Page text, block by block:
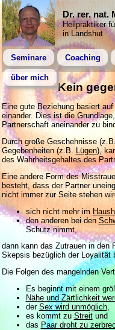
Dr. rer. nat.
Heilpraktiker
in Landshut
Seminare Coaching
über mich
Kein
Eine gute Beziehung basiert
einander. Dies ist die
Partnerschaft aneinander zu
Durch große Geschehnisse
Gegebenheiten (z.B.Lügen),
des Wahrheitsgehaltes des
Eine andere Form des
besteht, dass der Partner
nicht immer zur Seite stehen
sich nicht mehr im
den anderen bei den
Schutz nimmt,
dann kann das Zutrauen in den
Skepsis bezüglich der Loyalität
Die Folgen des mangelnden
Es beginnt mit einem
Nähe und Zärtlichkeit
der Sex wird unmöglich,
es kommt zu Streitund
das Paar droht zu